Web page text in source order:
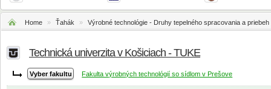
Home » Ťahák » Výrobné technológie - Druhy tepelného spracovania a
Technická univerzita v Košiciach - TUKE
Fakulta výrobných technológií so sídlom v Prešove